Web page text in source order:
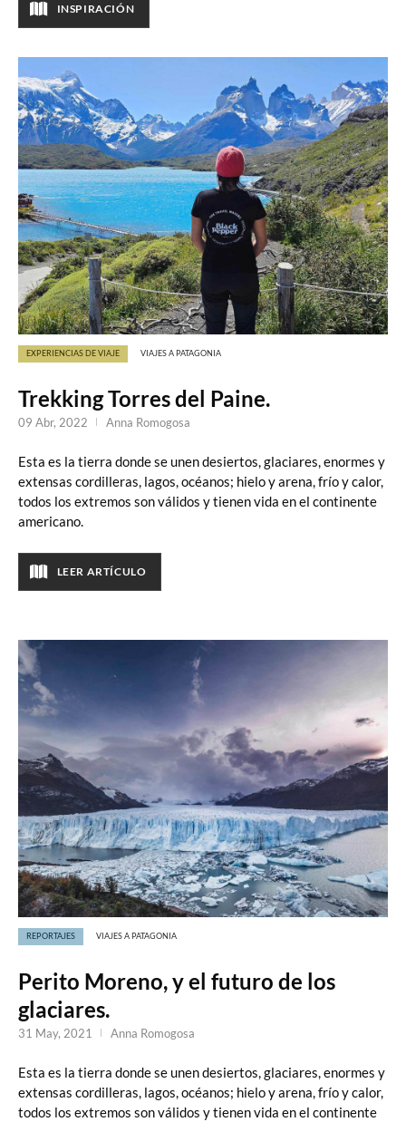
INSPIRACIÓN
Trekking Torres del Paine.
EXPERIENCIAS DE VIAJE VIAJES A PATAGONIA
Esta es la tierra donde se unen desiertos, glaciares, enormes y
extensas cordilleras, lagos, océanos; hielo y arena, frío y calor,
todos los extremos son válidos y tienen vida en el continente
americano.
LEER ARTÍCULO
09 Abr, 2022 Anna Romogosa
Perito Moreno, y el futuro de los
glaciares.
REPORTAJES VIAJES A PATAGONIA
Esta es la tierra donde se unen desiertos, glaciares, enormes y
extensas cordilleras, lagos, océanos; hielo y arena, frío y calor,
todos los extremos son válidos y tienen vida en el continente
31 May, 2021 Anna Romogosa